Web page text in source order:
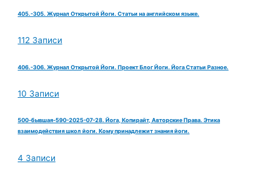
405.-305. Журнал Открытой Йоги. Статьи на английском языке.
112 Записи
406.-306. Журнал Открытой Йоги. Проект Блог Йоги. Йога Статьи Разное.
10 Записи
500-бывшая-590-2025-07-28. Йога, Копирайт, Авторские Права. Этика
взаимодействия школ йоги. Кому принадлежит знания йоги.
4 Записи